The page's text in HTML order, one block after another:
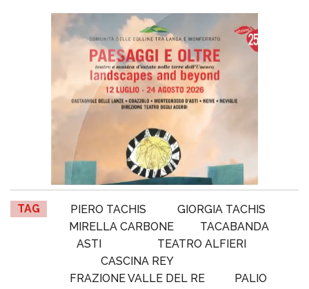
TAG PIERO TACHIS
GIORGIA TACHIS
MIRELLA CARBONE
TACABANDA
ASTI
TEATRO ALFIERI
CASCINA REY
FRAZIONE VALLE DEL RE
PALIO